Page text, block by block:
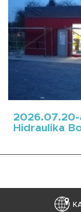
2026.07.20-
Hidraulika